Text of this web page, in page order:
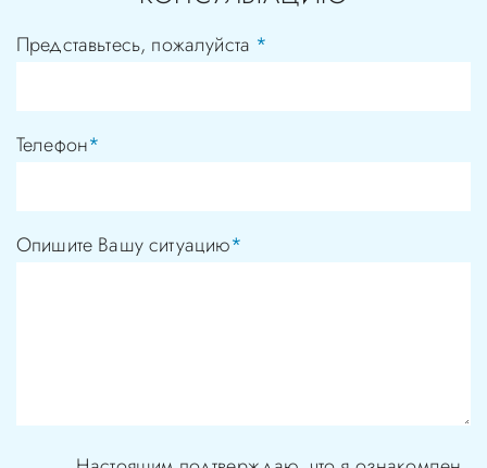
Представьтесь, пожалуйста *
Телефон*
Опишите Вашу ситуацию*